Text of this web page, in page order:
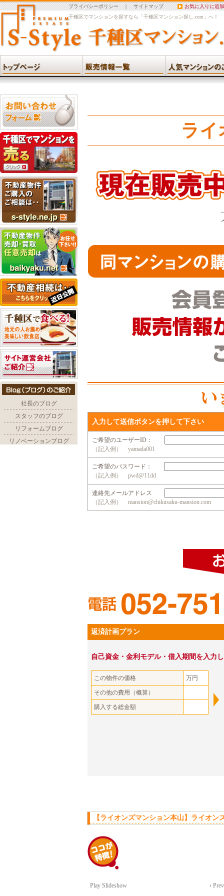
プライバシーポリシー｜サイトマップ
お気に入りに追加
千種区でマンションを探すなら「千種区マンション探し.com」へ！
ライ
入力して送信ボタンを押して下さい
ご希望のユーザーID：
（記入例） yamada001
ご希望のパスワード：
（記入例） pwd@11dd
連絡先メールアドレス
（記入例） mansion@chikusaku-mansion.com
返済計画プラン
自己資金・金利モデル・借入期間を入力
この物件の価格 万円
その他の費用（概算）
購入する総金額
【ライオンズマンション本山】ライオ
Play Slideshow ‹